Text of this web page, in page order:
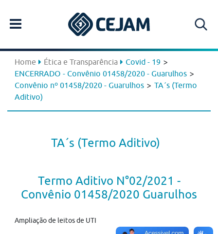
Home Ética e Transparência Covid - 19 >
ENCERRADO - Convênio 01458/2020 - Guarulhos >
Convênio nº 01458/2020 - Guarulhos > TA´s (Termo
Aditivo)
TA´s (Termo Aditivo)
Termo Aditivo N°02/2021 -
Convênio 01458/2020 Guarulhos
Ampliação de leitos de UTI